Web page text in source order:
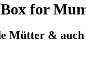
for
Mütter &